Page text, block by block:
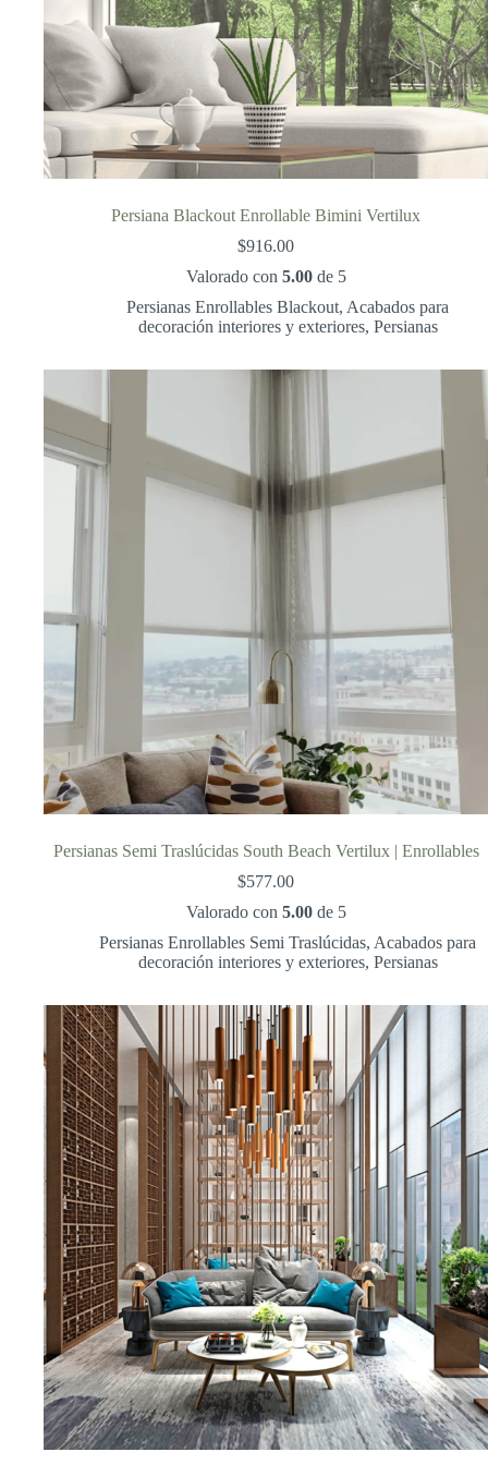
Persiana Blackout Enrollable Bimini Vertilux
$916.00
Valorado con 5.00de 5
Persianas Enrollables Blackout, Acabados para
decoración interiores y exteriores, Persianas
Persianas Semi Traslúcidas South Beach Vertilux | Enrollables
$577.00
Valorado con 5.00de 5
Persianas Enrollables Semi Traslúcidas, Acabados para
decoración interiores y exteriores, Persianas